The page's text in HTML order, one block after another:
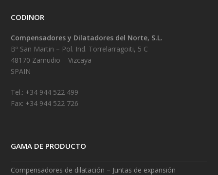
CODINOR
Compensadores y Dilatadores del Norte, S.L.
Bº San Martin – Pol. Ind. Torrelarragoiti, 5 C
48170 Zamudio – Vizcaya
SPAIN
Tel.: +34 944 522 499
Fax: +34 944 522 726
GAMA DE PRODUCTO
Compensadores de dilatación – Juntas de expansión